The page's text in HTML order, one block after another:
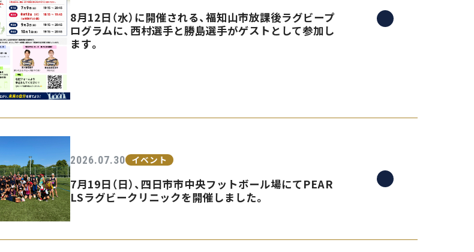
8月12日（水）に開催される、福知山市放課後ラグビープ
ログラムに、西村選手と勝島選手がゲストとして参加し
ます。
2026.07.30 イベント
7月19日（日）、四日市市中央フットボール場にてPEAR
LSラグビークリニックを開催しました。